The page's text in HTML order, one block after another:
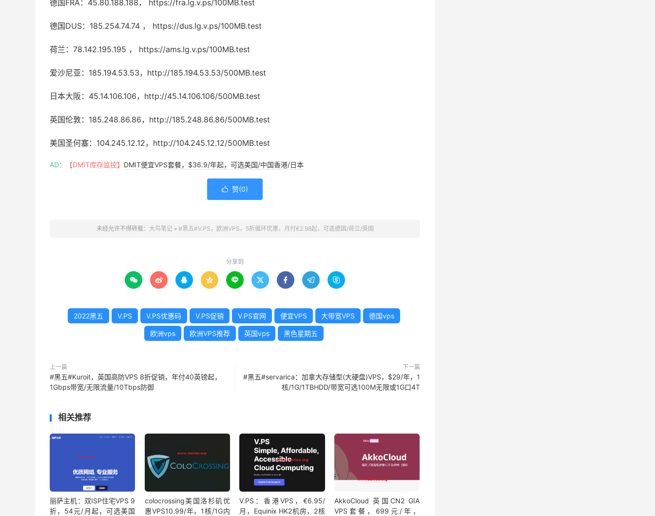
德国FRA：45.80.188.188， https://fra.lg.v.ps/100MB.test
德国DUS：185.254.74.74 ， https://dus.lg.v.ps/100MB.test
荷兰：78.142.195.195 ， https://ams.lg.v.ps/100MB.test
爱沙尼亚：185.194.53.53，http://185.194.53.53/500MB.test
日本大阪：45.14.106.106，http://45.14.106.106/500MB.test
英国伦敦：185.248.86.86，http://185.248.86.86/500MB.test
美国圣何塞：104.245.12.12，http://104.245.12.12/500MB.test
AD： 【DMIT库存监控】 DMIT便宜VPS套餐，$36.9/年起，可选美国/中国香港/日本
 赞(0)
未经允许不得转载： 大鸟笔记» #黑五#V.PS，欧洲VPS，5折循环优惠，月付€2.98起，可选德国/荷兰/英国
分享到
        
2022黑五 V.PS V.PS优惠码 V.PS促销 V.PS官网 便宜VPS 大带宽VPS 德国vps
欧洲vps 欧洲VPS推荐 英国vps 黑色星期五
上一篇
#黑五#Kuroit，英国高防VPS 8折促销，年付40英镑起，
1Gbps带宽/无限流量/10Tbps防御
下一篇
#黑五#servarica：加拿大存储型(大硬盘)VPS，$29/年，1
核/1G/1TBHDD/带宽可选100M无限或1G口4T
相关推荐
丽萨主机：双ISP住宅VPS 9
折，54元/月起，可选美国
colocrossing美国洛杉矶优
惠VPS10.99/年，1核/1G内
V.PS：香港VPS，€6.95/
月，Equinix HK2机房，2核
AkkoCloud 英国CN2 GIA
VPS套餐，699元/年，